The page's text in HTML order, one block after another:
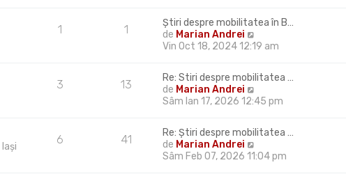
u
t
m
l
s
j
1 1
Știri despre mobilitatea în B…
de Marian Andrei
e
u
t
m
l
Vin Oct 18, 2024 12:19 am
3 13
Re: Stiri despre mobilitatea …
de Marian Andrei
e
u
t
Sâm Ian 17, 2026 12:45 pm
6 41
Re: Știri despre mobilitatea …
de Marian Andrei
e
Sâm Feb 07, 2026 11:04 pm